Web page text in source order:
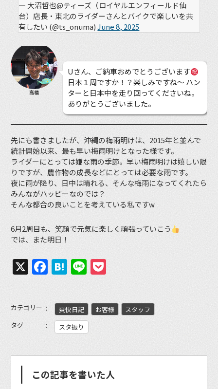
— 大沼哲也@ティーズ（ロイヤルエンフィールド仙
台）店長・東北のライダーさんとバイクで楽しいを共
有したい (@ts_onuma)June 8, 2025
高橋
Uさん、ご納車おめでとうございます
日本１周ですか！？楽しみですね〜 ハン
ターと日本中を走り回ってくださいね。
ありがとうございました。
先にも書きましたが、沖縄の梅雨明けは、2015年と並んで
統計開始以来、最も早い梅雨明けとなった様です。
ライダーにとっては嫌な雨の季節。早い梅雨明けは嬉しい限
りですが、農作物の成長などにとっては必要な雨です。
夜に雨が降り、日中は晴れる、そんな梅雨になってくれたら
みんながハッピーなのでは？
そんな都合の良いことを考えている私ですw
6月2周目も、笑顔で元気に楽しく頑張っていこう
では、また明日！
X Facebook
Hatena
Line
カテゴリー 爽快日記 お客様
スタッフ
タグ
スタ振り
この記事を書いた人